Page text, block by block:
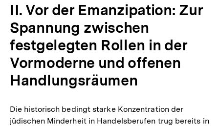
II. Vor der Emanzipation: Zur
Spannung zwischen
festgelegten Rollen in der
Vormoderne und offenen
Handlungsräumen
Die historisch bedingt starke Konzentration der
jüdischen Minderheit in Handelsberufen trug bereits in